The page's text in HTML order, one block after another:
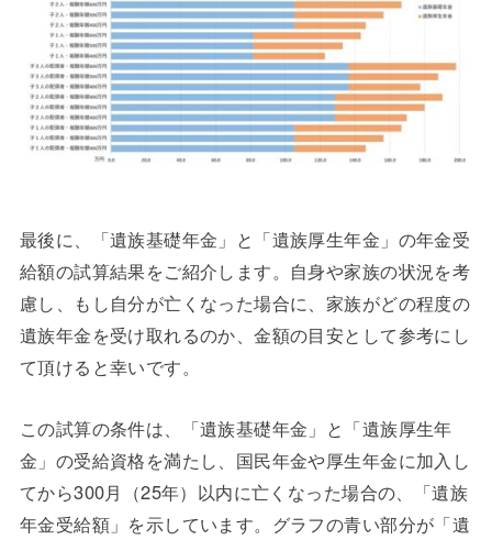
最後に、「遺族基礎年金」と「遺族厚生年金」の年金受
給額の試算結果をご紹介します。自身や家族の状況を考
慮し、もし自分が亡くなった場合に、家族がどの程度の
遺族年金を受け取れるのか、金額の目安として参考にし
て頂けると幸いです。
この試算の条件は、「遺族基礎年金」と「遺族厚生年
金」の受給資格を満たし、国民年金や厚生年金に加入し
てから300月（25年）以内に亡くなった場合の、「遺族
年金受給額」を示しています。グラフの青い部分が「遺